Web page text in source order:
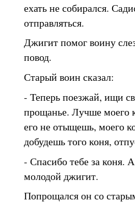
ехать не собирался.
отправляться.
Джигит помог воину
повод.
Старый воин сказал:
- Теперь поезжай, ищи
прощанье. Лучше моего
его не отыщешь, моего
добудешь того коня,
- Спасибо тебе за коня.
молодой джигит.
Попрощался он со